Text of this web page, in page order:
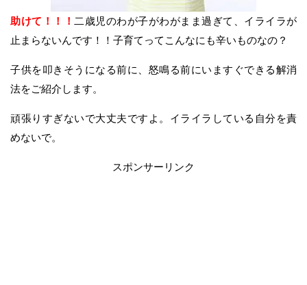
助けて！！！ 二歳児のわが子がわがまま過ぎて、イライラが
止まらないんです！！子育てってこんなにも辛いものなの？
子供を叩きそうになる前に、怒鳴る前にいますぐできる解消
法をご紹介します。
頑張りすぎないで大丈夫ですよ。イライラしている自分を責
めないで。
スポンサーリンク